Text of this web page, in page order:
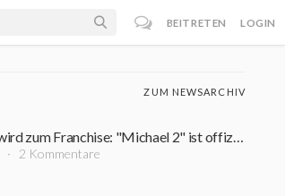
BEITRETEN LOGIN
ZUM NEWSARCHIV
Milliarden-Hit wird zum Franchise: "Michael 2" ist offiziell in Arbeit – erster Zeitplan steht
2 Kommentare